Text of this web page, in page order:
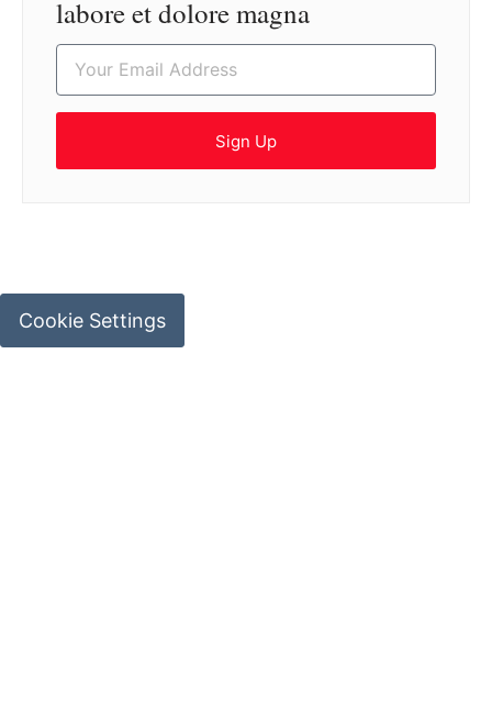
labore et dolore magna
Sign Up
Cookie Settings